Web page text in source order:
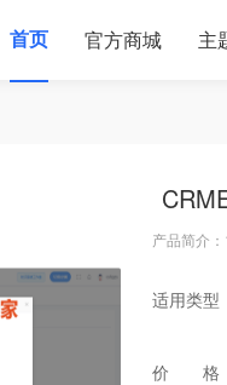
首页 官方商城 主
产品简介
适用类型
价 格